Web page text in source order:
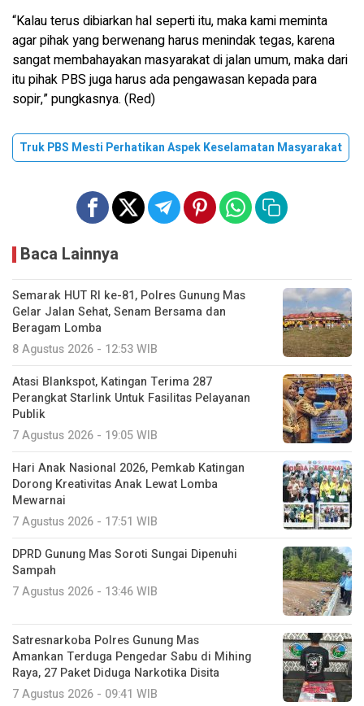
“Kalau terus dibiarkan hal seperti itu, maka kami meminta
agar pihak yang berwenang harus menindak tegas, karena
sangat membahayakan masyarakat di jalan umum, maka dari
itu pihak PBS juga harus ada pengawasan kepada para
sopir,” pungkasnya. (Red)
Truk PBS Mesti Perhatikan Aspek Keselamatan Masyarakat
Baca Lainnya
Semarak HUT RI ke-81, Polres Gunung Mas
Gelar Jalan Sehat, Senam Bersama dan
Beragam Lomba
8 Agustus 2026 - 12:53 WIB
Atasi Blankspot, Katingan Terima 287
Perangkat Starlink Untuk Fasilitas Pelayanan
Publik
7 Agustus 2026 - 19:05 WIB
Hari Anak Nasional 2026, Pemkab Katingan
Dorong Kreativitas Anak Lewat Lomba
Mewarnai
7 Agustus 2026 - 17:51 WIB
DPRD Gunung Mas Soroti Sungai Dipenuhi
Sampah
7 Agustus 2026 - 13:46 WIB
Satresnarkoba Polres Gunung Mas
Amankan Terduga Pengedar Sabu di Mihing
Raya, 27 Paket Diduga Narkotika Disita
7 Agustus 2026 - 09:41 WIB